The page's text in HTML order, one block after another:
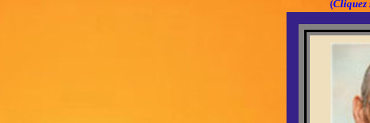
(Cliquez